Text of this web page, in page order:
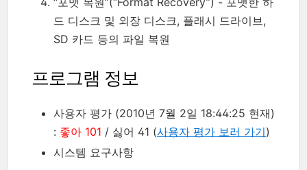
드 디스크 및 외장 디스크, 플래시 드라이브,
SD 카드 등의 파일 복원
프로그램 정보
사용자 평가 (2010년 7월 2일 18:44:25 현재)
: 좋아 101 / 싫어 41 (사용자 평가 보러 가기)
시스템 요구사항